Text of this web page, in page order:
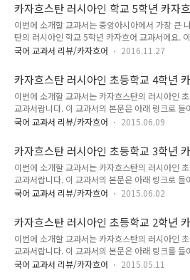
카자흐스탄 러시아인 학교 5학년 카자
이번에 소개할 교과서는 중앙아시아에서 가장 큰
탄의 러시아인 학교 5학년 카자흐어 교과서에요.
에요.. 대문자로 쓰면 ҚАЗАҚ ТІЛІ 이지요. 카자흐
아래 링크를 들어가시면 보실 수 있어요. 카자흐스
교과서 (링크) 책 표지는 이렇게 생겼어요. 뒷면은
페이지는 이렇게 되어 있어요. Учебник для 5
общеобразовательной школы с русским
어로 적혀 있어요. 눈대중으..
국어 교과서 리뷰/카자흐어 2016.11.27
카자흐스탄 러시아인 초등학교 4학년
이번에 소개할 교과서는 카자흐스탄의 러시아인
교과서랍니다. 이 교과서의 본문은 아래 링크로 들
스탄 러시아인 초등학교 4학년 카자흐어 교과서 (
점이에요. 그림이 다른 책들에 비해 조금 더 만화
는 달 이름을 러시아어 차용 어휘로 사용하지 않고
3월은 나우르즈랍니다. 튀르크-페르시아계의 새
3월 20일 경에 있어요. 나우르즈 바이람 기간은
흐어는 유성음-무성음 구분이 있어요. 이는 명사..
국어 교과서 리뷰/카자흐어 2015.06.09
카자흐스탄 러시아인 초등학교 3학년
이번에 소개할 교과서는 카자흐스탄의 러시아인
교과서랍니다. 이 교과서의 본문은 아래 링크로 들
흐스탄 러시아인 초등학교 3학년 카자흐어 교과서
격과 처격에 대해 배워요. 우리말에서 조사에 해당
마지막 자음의 발음에 따라 조금씩 달라집니다. 이
소유접사는 튀르크언어들의 특징이자 한국어와의
관이 있는 부분이랍니다. 명사수식법은 튀르크 언
고 틀리는 부분 중 하나에요. 초급~중급까지 애를 먹
국어 교과서 리뷰/카자흐어 2015.06.02
카자흐스탄 러시아인 초등학교 2학년
이번에 소개할 교과서는 카자흐스탄의 러시아인
교과서랍니다. 이 교과서의 본문은 아래 링크를 들
스탄 러시아인 초등학교 2학년 카자흐어 교과서 (
국어 교과서 리뷰/카자흐어 2015.05.11